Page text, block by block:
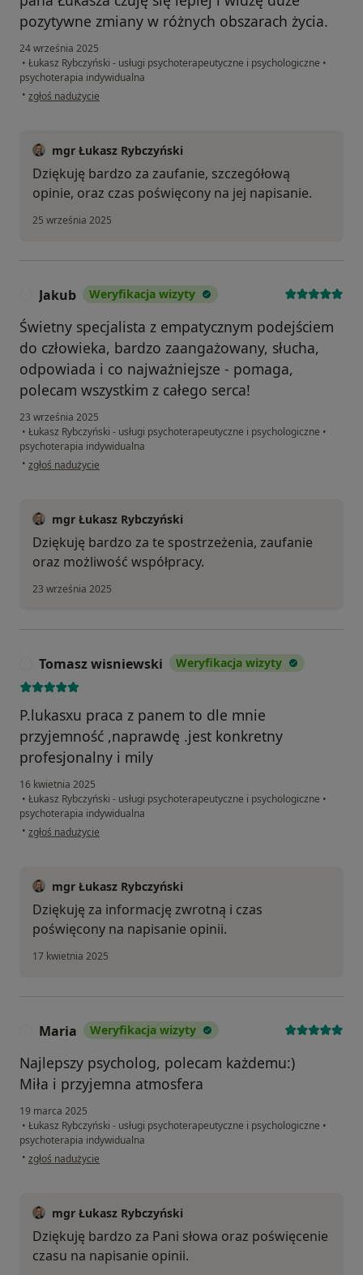
pozytywne zmiany w różnych obszarach życia.
24 września 2025
• Łukasz Rybczyński - usługi psychoterapeutyczne i psychologiczne •
psychoterapia indywidualna
• w opinii użytkownika Krzysztof
zgłoś nadużycie
mgr Łukasz Rybczyński
Dziękuję bardzo za zaufanie, szczegółową
opinie, oraz czas poświęcony na jej napisanie.
25 września 2025
Jakub Weryfikacja wizyty
Świetny specjalista z empatycznym podejściem
do człowieka, bardzo zaangażowany, słucha,
odpowiada i co najważniejsze - pomaga,
polecam wszystkim z całego serca!
23 września 2025
• Łukasz Rybczyński - usługi psychoterapeutyczne i psychologiczne •
psychoterapia indywidualna
• w opinii użytkownika Jakub
zgłoś nadużycie
mgr Łukasz Rybczyński
Dziękuję bardzo za te spostrzeżenia, zaufanie
oraz możliwość współpracy.
23 września 2025
Tomasz wisniewski Weryfikacja wizyty
P.lukasxu praca z panem to dle mnie
przyjemność ,naprawdę .jest konkretny
profesjonalny i mily
16 kwietnia 2025
• Łukasz Rybczyński - usługi psychoterapeutyczne i psychologiczne •
psychoterapia indywidualna
• w opinii użytkownika Tomasz wisniewski
zgłoś nadużycie
mgr Łukasz Rybczyński
Dziękuję za informację zwrotną i czas
poświęcony na napisanie opinii.
17 kwietnia 2025
Maria Weryfikacja wizyty
Najlepszy psycholog, polecam każdemu:)
Miła i przyjemna atmosfera
19 marca 2025
• Łukasz Rybczyński - usługi psychoterapeutyczne i psychologiczne •
psychoterapia indywidualna
• w opinii użytkownika Maria
zgłoś nadużycie
mgr Łukasz Rybczyński
Dziękuję bardzo za Pani słowa oraz poświęcenie
czasu na napisanie opinii.